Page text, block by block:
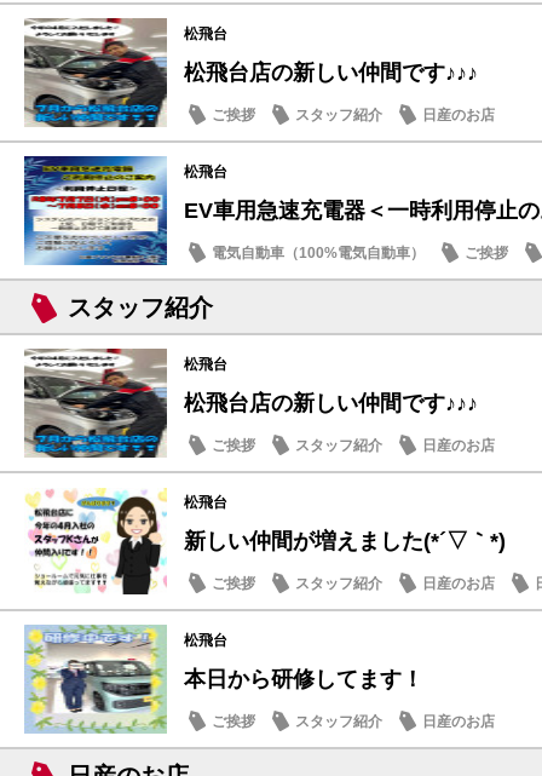
松飛台
松飛台店の新しい仲間です♪♪♪
ご挨拶 スタッフ紹介 日産のお店
松飛台
EV車用急速充電器＜一時利用停止
電気自動車（100%電気自動車） ご挨拶
スタッフ紹介
松飛台
松飛台店の新しい仲間です♪♪♪
ご挨拶 スタッフ紹介 日産のお店
松飛台
新しい仲間が増えました(*´▽｀*)
ご挨拶 スタッフ紹介 日産のお店
松飛台
本日から研修してます！
ご挨拶 スタッフ紹介 日産のお店